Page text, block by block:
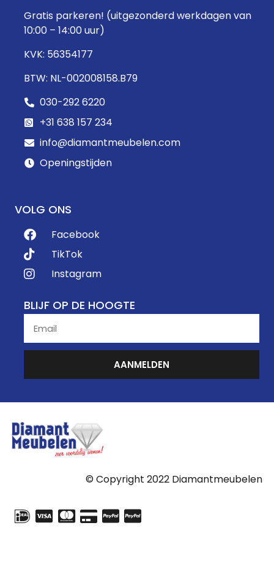
Gratis parkeren! (uitgezonderd werkdagen van
10:00 – 14:00 uur)
KVK: 56354177
BTW: NL-002008158.B79
030-292 6220
+31 638 157 234
info@diamantmeubelen.com
Openingstijden
VOLG ONS
Facebook
TikTok
Instagram
BLIJF OP DE HOOGTE
AANMELDEN
© Copyright 2022 Diamantmeubelen